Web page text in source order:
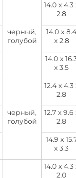
черный,
голубой
14.0 х 4.3
2.8
14.0 х 8.4
х 2.8
14.0 х
х 3.5
черный,
голубой
12.4 х 4.3
2.8
12.7 х 9.6
2.8
14.9 х
х 3.3
14.0 х 4.3
2.0